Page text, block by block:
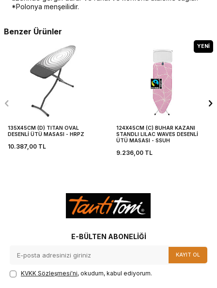
*Polonya menşeilidir.
Benzer Ürünler
135X45CM (D) TITAN OVAL
DESENLİ ÜTÜ MASASI - HRPZ
10.387,00 TL
YENI
124X45CM (C) BUHAR KAZANI
STANDLI LILAC WAVES DESENLİ
ÜTÜ MASASI - SSUH
9.236,00TL
E-BÜLTEN ABONELIĞI
KAYIT OL
KVKK Sözleşmesi'ni, okudum, kabul ediyorum.